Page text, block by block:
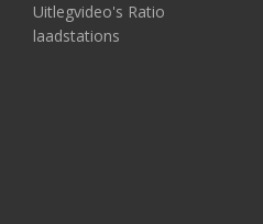
Uitlegvideo's Ratio
laadstations